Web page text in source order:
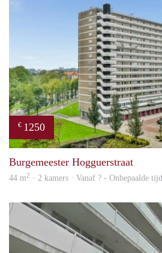
€ 1250
Burgemeester Hogguerstraat
44 m2 · 2 kamers · Vanaf ? - Onbepaalde tijd